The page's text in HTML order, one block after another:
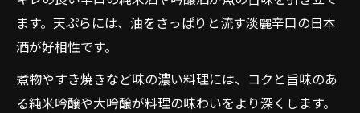
ます。天ぷらには、油をさっぱりと流す淡麗辛口の日本
酒が好相性です。
煮物やすき焼きなど味の濃い料理には、コクと旨味のあ
る純米吟醸や大吟醸が料理の味わいをより深くします。